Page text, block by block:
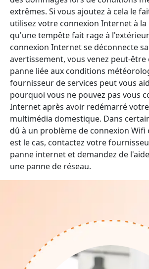
extrêmes. Si vous ajoutez à cela le
utilisez votre connexion Internet à la
qu'une tempête fait rage à
connexion Internet se déconnecte
avertissement, vous venez peut-
panne liée aux conditions
fournisseur de services peut vous
pourquoi vous ne pouvez pas vous
Internet après avoir redémarré
multimédia domestique. Dans
dû à un problème de connexion Wifi
est le cas, contactez votre
panne internet et demandez de
une panne de réseau.